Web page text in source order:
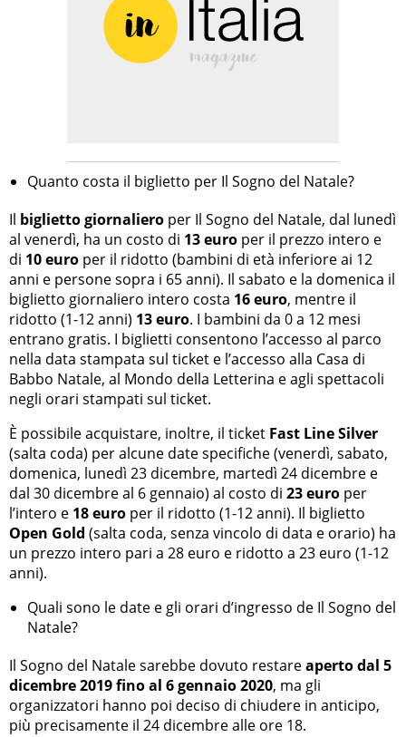
Quanto costa il biglietto per Il Sogno del Natale?
Il biglietto giornaliero per Il Sogno del Natale, dal lunedì
al venerdì, ha un costo di 13 euro per il prezzo intero e
di 10 euro per il ridotto (bambini di età inferiore ai 12
anni e persone sopra i 65 anni). Il sabato e la domenica il
biglietto giornaliero intero costa 16 euro, mentre il
ridotto (1-12 anni) 13 euro. I bambini da 0 a 12 mesi
entrano gratis. I biglietti consentono l’accesso al parco
nella data stampata sul ticket e l’accesso alla Casa di
Babbo Natale, al Mondo della Letterina e agli spettacoli
negli orari stampati sul ticket.
È possibile acquistare, inoltre, il ticket Fast Line Silver
(salta coda) per alcune date specifiche (venerdì, sabato,
domenica, lunedì 23 dicembre, martedì 24 dicembre e
dal 30 dicembre al 6 gennaio) al costo di 23 euro per
l’intero e 18 euro per il ridotto (1-12 anni). Il biglietto
Open Gold (salta coda, senza vincolo di data e orario) ha
un prezzo intero pari a 28 euro e ridotto a 23 euro (1-12
anni).
Quali sono le date e gli orari d’ingresso de Il Sogno del
Natale?
Il Sogno del Natale sarebbe dovuto restareaperto dal 5
dicembre 2019 fino al 6 gennaio 2020, ma gli
organizzatori hanno poi deciso di chiudere in anticipo,
più precisamente il 24 dicembre alle ore 18.